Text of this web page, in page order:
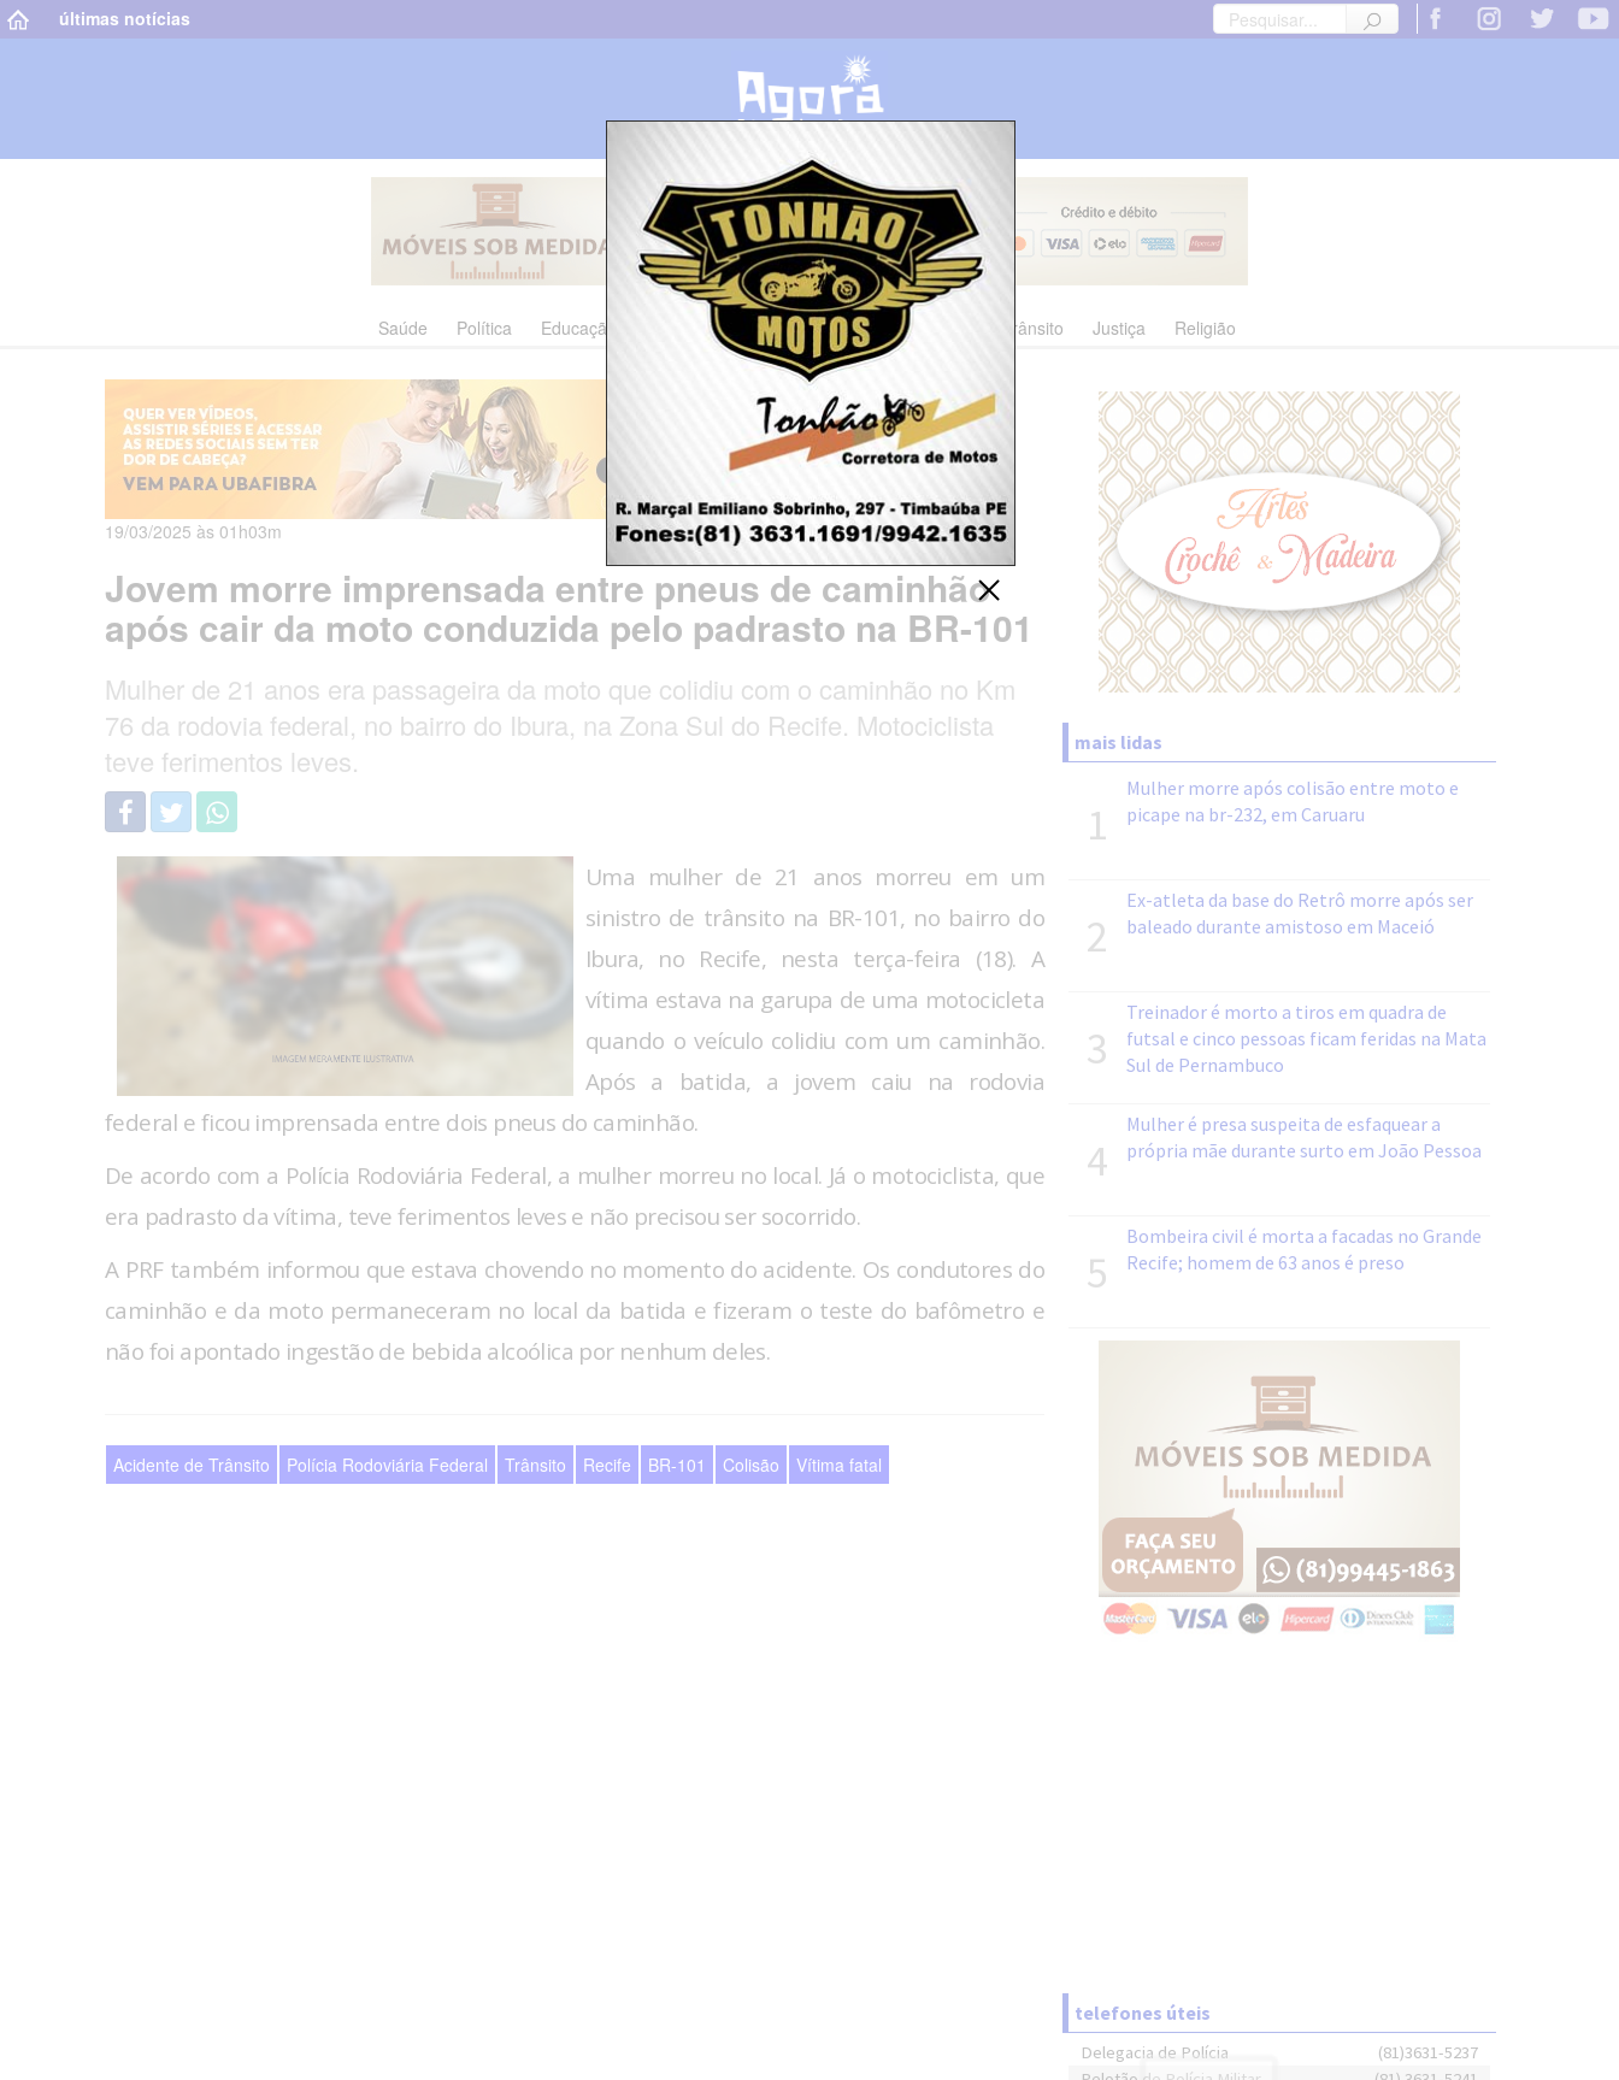
últimas notícias
Saúde Política Educação Cultura Polícia Economia Trânsito Justiça Religião
19/03/2025 às 01h03m
Jovem morre imprensada entre pneus de caminhão
após cair da moto conduzida pelo padrasto na BR-101
Mulher de 21 anos era passageira da moto que colidiu com o caminhão no Km
76 da rodovia federal, no bairro do Ibura, na Zona Sul do Recife. Motociclista
teve ferimentos leves.
Uma mulher de 21 anos morreu em um
sinistro de trânsito na BR-101, no bairro do
Ibura, no Recife, nesta terça-feira (18). A
vítima estava na garupa de uma motocicleta
quando o veículo colidiu com um caminhão.
Após a batida, a jovem caiu na rodovia
federal e ficou imprensada entre dois pneus do caminhão.
De acordo com a Polícia Rodoviária Federal, a mulher morreu no local. Já o motociclista, que
era padrasto da vítima, teve ferimentos leves e não precisou ser socorrido.
A PRF também informou que estava chovendo no momento do acidente. Os condutores do
caminhão e da moto permaneceram no local da batida e fizeram o teste do bafômetro e
não foi apontado ingestão de bebida alcoólica por nenhum deles.
Acidente de Trânsito Polícia Rodoviária Federal Trânsito Recife BR-101 Colisão Vítima fatal
mais lidas
1
Mulher morre após colisão entre moto e
picape na br-232, em Caruaru
2
Ex-atleta da base do Retrô morre após ser
baleado durante amistoso em Maceió
3
Treinador é morto a tiros em quadra de
futsal e cinco pessoas ficam feridas na Mata
Sul de Pernambuco
4
Mulher é presa suspeita de esfaquear a
própria mãe durante surto em João Pessoa
5
Bombeira civil é morta a facadas no Grande
Recife; homem de 63 anos é preso
telefones úteis
Delegacia de Polícia
(81)3631-5237